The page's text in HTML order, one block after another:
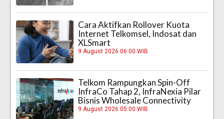
Cara Aktifkan Rollover Kuota
Internet Telkomsel, Indosat dan
XLSmart
9 August 2026 06:00 WIB
Telkom Rampungkan Spin-Off
InfraCo Tahap 2, InfraNexia Pilar
Bisnis Wholesale Connectivity
9 August 2026 05:00 WIB